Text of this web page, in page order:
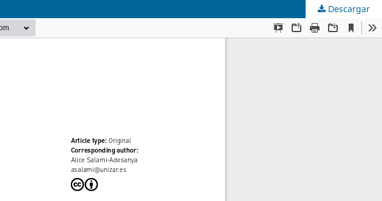
Descargar